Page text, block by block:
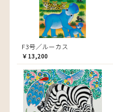
F3号／ルーカス
￥13,200